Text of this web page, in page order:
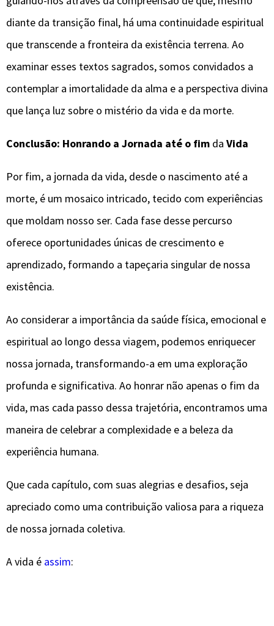
diante da transição final, há uma continuidade espiritual
que transcende a fronteira da existência terrena. Ao
examinar esses textos sagrados, somos convidados a
contemplar a imortalidade da alma e a perspectiva divina
que lança luz sobre o mistério da vida e da morte.
Conclusão: Honrando a Jornada até o fim da Vida
Por fim, a jornada da vida, desde o nascimento até a
morte, é um mosaico intricado, tecido com experiências
que moldam nosso ser. Cada fase desse percurso
oferece oportunidades únicas de crescimento e
aprendizado, formando a tapeçaria singular de nossa
existência.
Ao considerar a importância da saúde física, emocional e
espiritual ao longo dessa viagem, podemos enriquecer
nossa jornada, transformando-a em uma exploração
profunda e significativa. Ao honrar não apenas o fim da
vida, mas cada passo dessa trajetória, encontramos uma
maneira de celebrar a complexidade e a beleza da
experiência humana.
Que cada capítulo, com suas alegrias e desafios, seja
apreciado como uma contribuição valiosa para a riqueza
de nossa jornada coletiva.
A vida é assim: